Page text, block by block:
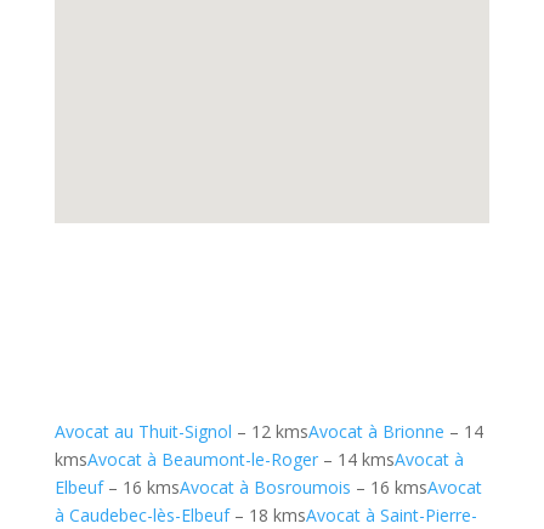
Avocat au Thuit-Signol – 12 kmsAvocat à Brionne – 14
kmsAvocat à Beaumont-le-Roger– 14 kmsAvocat à
Elbeuf– 16 kmsAvocat à Bosroumois – 16 kmsAvocat
à Caudebec-lès-Elbeuf– 18 kmsAvocat à Saint-Pierre-